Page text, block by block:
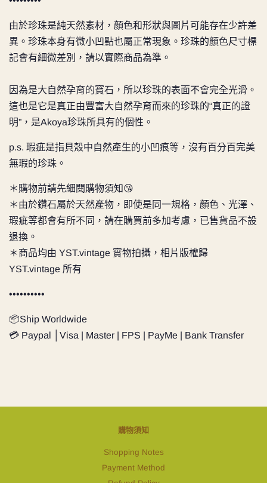
由於珍珠是純天然素材，顏色和形狀與圖片可能存在少許差
異。珍珠本身有微小凹點也屬正常現象。 珍珠的顏色尺寸標
記會有細微差別，請以實際商品為準。
因為是大自然孕育的寶石，所以珍珠的表面不會完全光滑。
這也是它是真正由豐富大自然孕育而來的珍珠的“真正的證
明”，是Akoya珍珠所具有的個性。
p.s. 瑕疵是指貝殼中自然產生的小凹痕等，沒有百分百完美
無瑕的珍珠。
＊購物前請先細閱購物須知😘
＊由於鑽石屬於天然產物，即使是同一規格，顏色、光澤、
瑕疵等都會有所不同，請在購買前多加考慮，已售貨品不設
退換。
＊商品均由 YST.vintage 實物拍攝，相片版權歸
YST.vintage 所有
••••••••••
📦Ship Worldwide
💳 Paypal │Visa | Master | FPS | PayMe | Bank Transfer
購物須知
Shopping Notes
Payment Method